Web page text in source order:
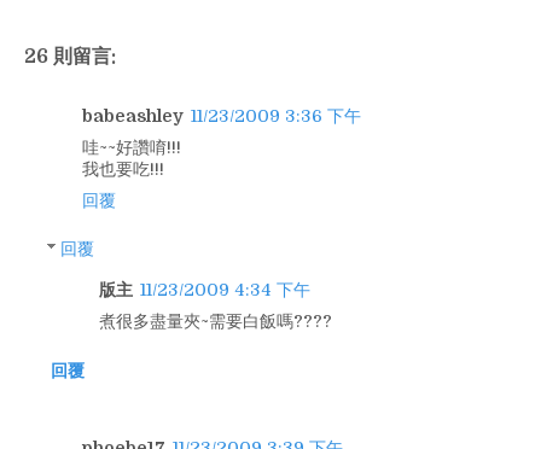
26 則留言:
babeashley 11/23/2009 3:36 下午
哇~~好讚唷!!!
我也要吃!!!
回覆
回覆
版主 11/23/2009 4:34 下午
煮很多盡量夾~需要白飯嗎????
回覆